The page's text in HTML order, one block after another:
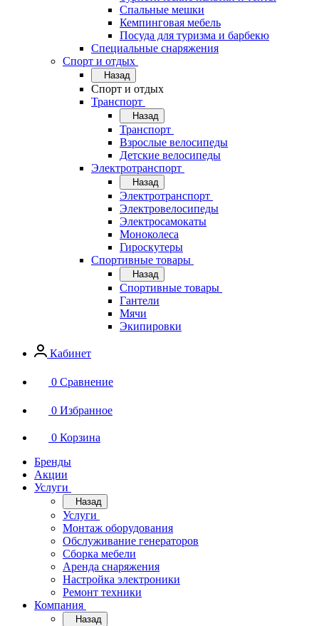
Спальные мешки
Кемпинговая мебель
Посуда для туризма и барбекю
Специальные снаряжения
Спорт и отдых
Назад
Спорт и отдых
Транспорт
Назад
Транспорт
Взрослые велосипеды
Детские велосипеды
Электротранспорт
Назад
Электротранспорт
Электровелосипеды
Электросамокаты
Моноколеса
Гироскутеры
Спортивные товары
Назад
Спортивные товары
Гантели
Мячи
Экипировки
Кабинет
0 Сравнение
0 Избранное
0 Корзина
Бренды
Акции
Услуги
Назад
Услуги
Монтаж оборудования
Обслуживание генераторов
Сборка мебели
Аренда снаряжения
Настройка электроники
Ремонт техники
Компания
Назад